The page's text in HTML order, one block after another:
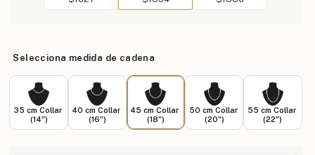
Selecciona medida de cadena
35 cm Collar
(14")
40 cm Collar
(16")
45 cm Collar
(18")
50 cm Collar
(20")
55 cm Collar
(22")